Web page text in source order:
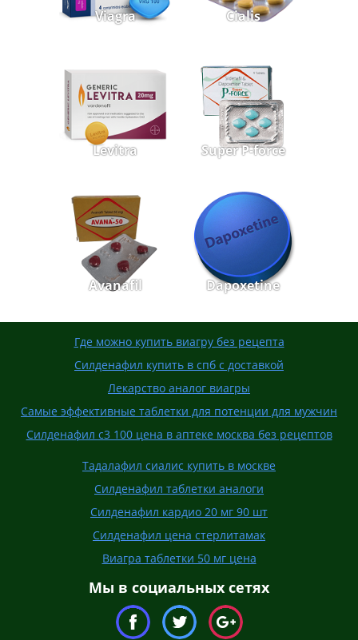
Viagra Cialis
Levitra Super P-force
Avanafil Dapoxetine
Где можно купить виагру без рецепта
Силденафил купить в спб с доставкой
Лекарство аналог виагры
Самые эффективные таблетки для потенции для мужчин
Силденафил с3 100 цена в аптеке москва без рецептов
Тадалафил сиалис купить в москве
Силденафил таблетки аналоги
Силденафил кардио 20 мг 90 шт
Силденафил цена стерлитамак
Виагра таблетки 50 мг цена
Мы в социальных сетях